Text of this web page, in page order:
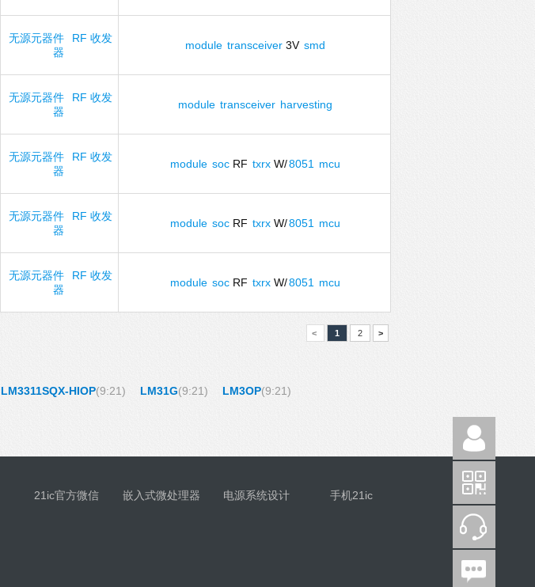
无源元器件
RF 收发
器
module transceiver 3V smd
无源元器件
RF 收发
器
module transceiver harvesting
无源元器件
RF 收发
器
module soc RF txrx W/8051 mcu
无源元器件
RF 收发
器
module soc RF txrx W/8051 mcu
无源元器件
RF 收发
器
module soc RF txrx W/8051 mcu
< 1 2 >
LM3311SQX-HIOP(9:21) LM31G(9:21) LM3OP(9:21)
21ic官方微信 嵌入式微处理器 电源系统设计 手机21ic